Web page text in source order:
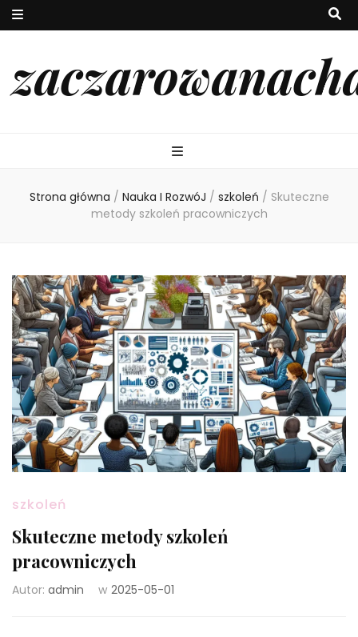
Strona główna / Nauka I RozwóJ / szkoleń / Skuteczne
metody szkoleń pracowniczych
szkoleń
Skuteczne metody szkoleń
pracowniczych
Autor: admin w 2025-05-01